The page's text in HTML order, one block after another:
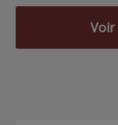
Voir